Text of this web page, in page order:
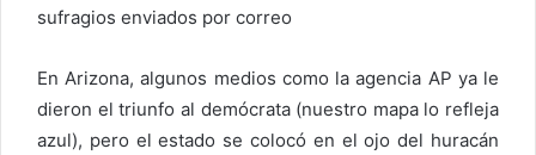
sufragios enviados por correo
En Arizona, algunos medios como la agencia AP ya le
dieron el triunfo al demócrata (nuestro mapa lo refleja
azul), pero el estado se colocó en el ojo del huracán